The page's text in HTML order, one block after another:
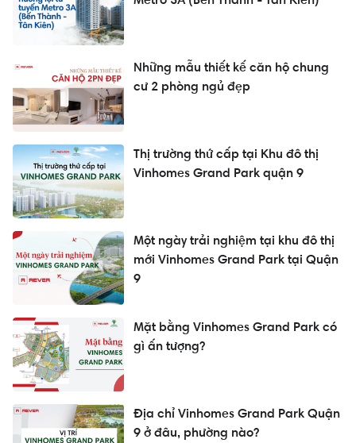
Những mẫu thiết kế căn hộ chung
cư 2 phòng ngủ đẹp
Thị trường thứ cấp tại Khu đô thị
Vinhomes Grand Park quận 9
Một ngày trải nghiệm tại khu đô thị
mới Vinhomes Grand Park tại Quận
9
Mặt bằng Vinhomes Grand Park có
gì ấn tượng?
Địa chỉ Vinhomes Grand Park Quận
9 ở đâu, phường nào?